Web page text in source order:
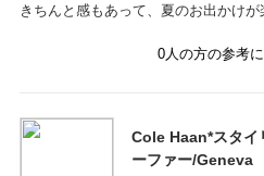
きちんと感もあって、夏のお出かけが
0 人の方の参考
Cole Haan*スタイ
ーファー/Geneva